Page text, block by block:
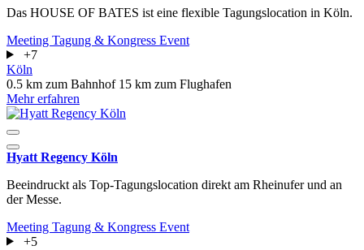
Das HOUSE OF BATES ist eine flexible Tagungslocation in Köln.
Meeting Tagung & Kongress Event
+7
Köln
0.5 km zum Bahnhof 15 km zum Flughafen
Mehr erfahren
Hyatt Regency Köln
Beeindruckt als Top-Tagungslocation direkt am Rheinufer und an
der Messe.
Meeting Tagung & Kongress Event
+5